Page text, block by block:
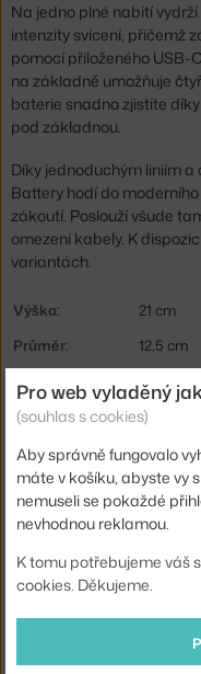
Na jedno plné nabití
intenzity svícení, přičemž
pomocí přiloženého USB-
na základně umožňuje
baterie snadno zjistíte
pod základnou.
Díky jednoduchým liniím
Battery hodí do
zákoutí. Poslouží všude
omezení kabely. K
variantách.
Výška:
21 cm
Průměr:
12,5 cm
Barva:
modrá
Materiál:
Krytí:
IP20
Hlavní materiál:
plast
Světelný tok:
151 lm
Příkon:
3 W
Patice / zdroj:
Distribuce světla: přímé
Pro web vyladěný
(souhlas s cookies)
Aby správně fungovalo
máte v košíku, abyste vy
nemuseli se pokaždé
nevhodnou reklamou.
K tomu potřebujeme váš
cookies. Děkujeme.